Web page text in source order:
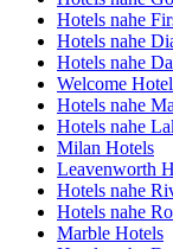
Hotels nahe
Hotels nahe
Hotels nahe
Welcome
Hotels nahe
Hotels nahe
Milan Hotels
Leavenworth
Hotels nahe
Hotels nahe
Marble Hotels